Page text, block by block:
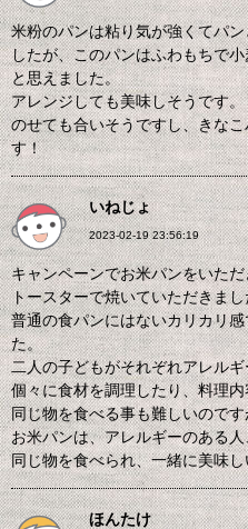
米粉のパンは粘り気が強くてパ
したが、このパンはふわもちで
と思えました。
アレンジしても美味しそうです
のせても合いそうですし、きな
す！
いねじょ
2023-02-19 23:56:19
キャンペーンでお米パンをいた
トースターで焼いていただきま
普通の食パンにはないカリカリ
た。
二人の子どもがそれぞれアレル
個々に食材を調理したり、料理
同じ物を食べる事も難しいのです
お米パンは、アレルギーのある
同じ物を食べられ、一緒に美味
ほんたけ